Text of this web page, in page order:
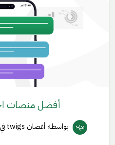
أفضل منصات
بواسطة أغصان twigs